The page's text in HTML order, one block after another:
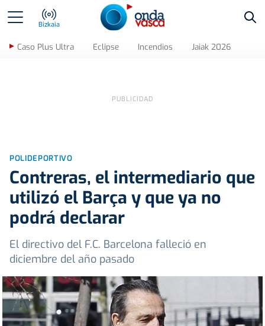
Bizkaia
Caso Plus Ultra Eclipse Incendios Jaiak 2026
POLIDEPORTIVO
Contreras, el intermediario que
utilizó el Barça y que ya no
podrá declarar
El directivo del F.C. Barcelona falleció en
diciembre del año pasado